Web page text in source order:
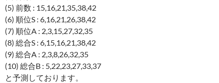
(5) 前数 : 15,16,21,35,38,42
(6) 順位S : 6,16,21,26,38,42
(7) 順位A : 2,3,15,27,32,35
(8) 総合S : 6,15,16,21,38,42
(9) 総合A : 2,3,8,26,32,35
(10) 総合B : 5,22,23,27,33,37
と予測しております。